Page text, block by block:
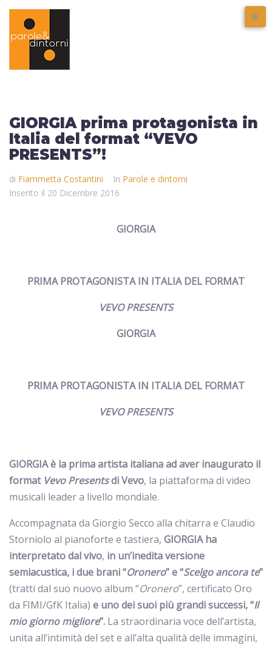
GIORGIA prima protagonista in
Italia del format “VEVO
PRESENTS”!
di Fiammetta Costantini In Parole e dintorni
Inserito il 20 Dicembre 2016
GIORGIA
PRIMA PROTAGONISTA IN ITALIA DEL FORMAT
VEVO PRESENTS
GIORGIA
PRIMA PROTAGONISTA IN ITALIA DEL FORMAT
VEVO PRESENTS
GIORGIA è la prima artista italiana ad aver inaugurato il
format Vevo Presentsdi Vevo, la piattaforma di video
musicali leader a livello mondiale.
Accompagnata da Giorgio Secco alla chitarra e Claudio
Storniolo al pianoforte e tastiera, GIORGIA ha
interpretato dal vivo, in un’inedita versione
semiacustica, i due brani “Oronero” e “Scelgo ancora te”
(tratti dal suo nuovo album “Oronero”, certificato Oro
da FIMI/GfK Italia) e uno dei suoi più grandi successi, “Il
mio giorno migliore”. La straordinaria voce dell’artista,
unita all’intimità del set e all’alta qualità delle immagini,